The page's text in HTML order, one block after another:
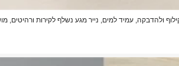
ולהדבקה, עמיד למים, נייר מגע נשלף לקירות ורהיטים,